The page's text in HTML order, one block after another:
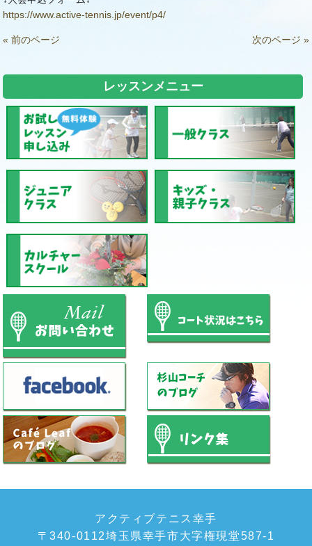
https://www.active-tennis.jp/event/p4/
« 前のページ 次のページ »
レッスンメニュー
アクティブテニス幸手
〒340-0112埼玉県幸手市大字権現堂587-1